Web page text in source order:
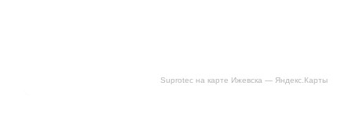
Suprotec на карте Ижевска — Яндекс.Карты